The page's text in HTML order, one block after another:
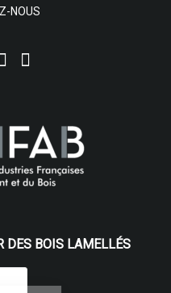
NOUS
DES BOIS LAMELLÉS